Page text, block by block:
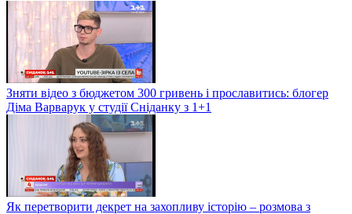
Зняти відео з бюджетом 300 гривень і прославитись: блогер
Діма Варварук у студії Сніданку з 1+1
Як перетворити декрет на захопливу історію – розмова з